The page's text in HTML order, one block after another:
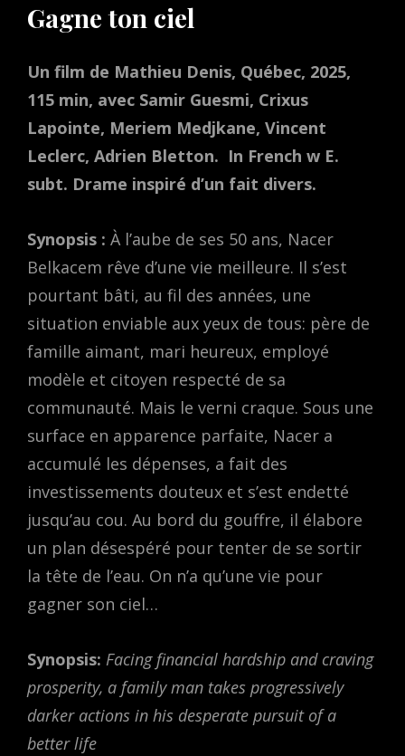
Gagne ton ciel
Un film de Mathieu Denis, Québec, 2025,
115 min, avec Samir Guesmi, Crixus
Lapointe, Meriem Medjkane, Vincent
Leclerc, Adrien Bletton. In French w E.
subt. Drame inspiré d’un fait divers.
Synopsis : À l’aube de ses 50 ans, Nacer
Belkacem rêve d’une vie meilleure. Il s’est
pourtant bâti, au fil des années, une
situation enviable aux yeux de tous: père de
famille aimant, mari heureux, employé
modèle et citoyen respecté de sa
communauté. Mais le verni craque. Sous une
surface en apparence parfaite, Nacer a
accumulé les dépenses, a fait des
investissements douteux et s’est endetté
jusqu’au cou. Au bord du gouffre, il élabore
un plan désespéré pour tenter de se sortir
la tête de l’eau. On n’a qu’une vie pour
gagner son ciel…
Synopsis: Facing financial hardship and craving
prosperity, a family man takes progressively
darker actions in his desperate pursuit of a
better life